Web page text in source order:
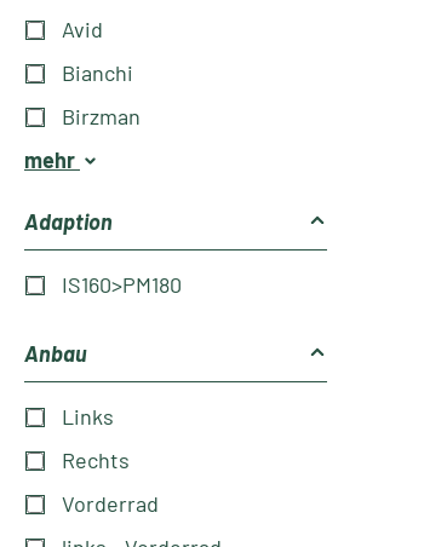
Avid
Bianchi
Birzman
mehr
Adaption
IS160>PM180
Anbau
Links
Rechts
Vorderrad